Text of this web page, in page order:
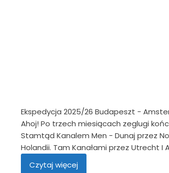
Ekspedycja 2025/26 Budapeszt -
Ahoj! Po trzech miesiącach zeglugi
Stamtąd Kanalem Men - Dunaj przez
Holandii. Tam Kanałami przez Utrecht
Czytaj więcej